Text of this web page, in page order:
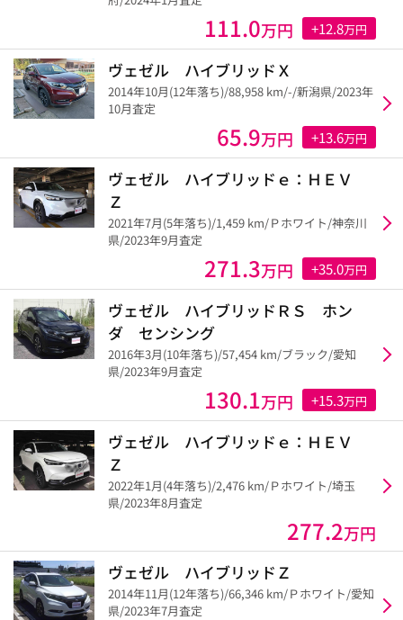
111.0万円 +12.8万円
ヴェゼル ハイブリッドＸ
2014年10月(12年落ち)/88,958 km/-/新潟県/2023年
10月査定
65.9万円 +13.6万円
ヴェゼル ハイブリッドｅ：ＨＥＶ
Ｚ
2021年7月(5年落ち)/1,459 km/Ｐホワイト/神奈川
県/2023年9月査定
271.3万円 +35.0万円
ヴェゼル ハイブリッドＲＳ ホン
ダ センシング
2016年3月(10年落ち)/57,454 km/ブラック/愛知
県/2023年9月査定
130.1万円 +15.3万円
ヴェゼル ハイブリッドｅ：ＨＥＶ
Ｚ
2022年1月(4年落ち)/2,476 km/Ｐホワイト/埼玉
県/2023年8月査定
277.2万円
ヴェゼル ハイブリッドＺ
2014年11月(12年落ち)/66,346 km/Ｐホワイト/愛知
県/2023年7月査定